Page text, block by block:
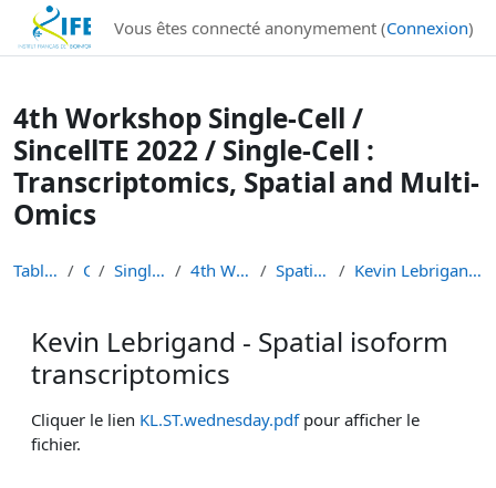
Institut Français de Bioinformatique - Les formations
Passer au contenu principalVous êtes connecté anonymement (Connexion)
4th Workshop Single-Cell /
SincellTE 2022 / Single-Cell :
Transcriptomics, Spatial and Multi-
Omics
Tableau de bord Cours Single-Cell Workshops 4th Workshop Single-Cell Spatial transcriptomics Kevin Lebrigand - Spatial isoform transcriptomics
Kevin Lebrigand - Spatial isoform
transcriptomics
Conditions d’achèvement
Cliquer le lien KL.ST.wednesday.pdfpour afficher le
fichier.